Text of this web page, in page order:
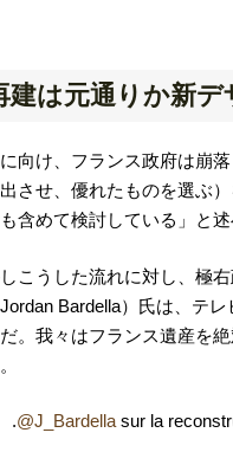
建は元通りか新デ
向け、フランス政府は崩
させ、優れたものを選ぶ
含めて検討している」と述
こうした流れに対し、極
Bardella）氏は、テ
。我々はフランス遺産を
.@J_Bardella sur la